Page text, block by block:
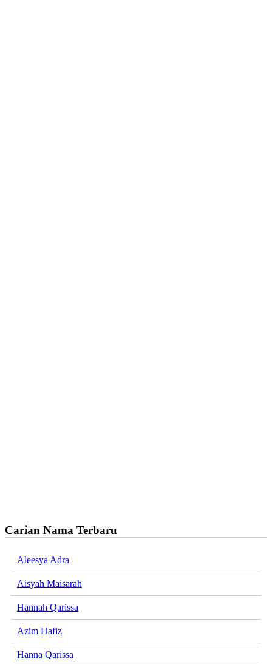
Carian Nama Terbaru
Aleesya Adra
Aisyah Maisarah
Hannah Qarissa
Azim Hafiz
Hanna Qarissa